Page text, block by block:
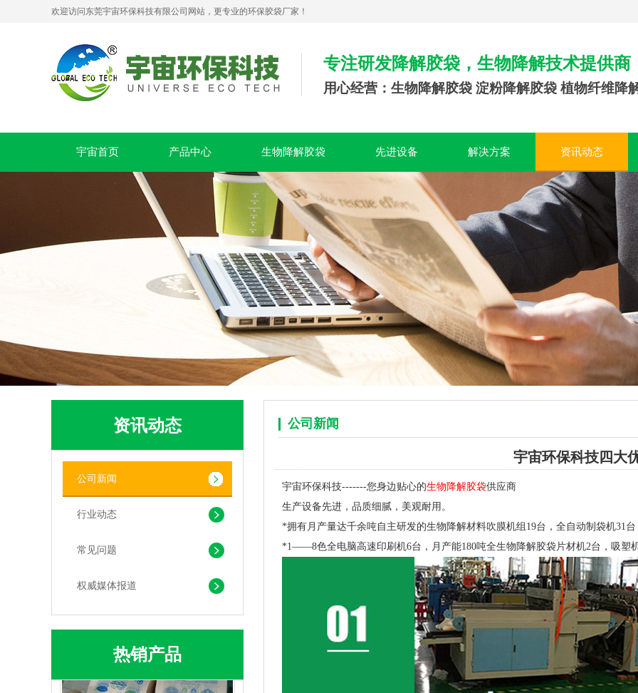
欢迎访问东莞宇宙环保科技有限公司网站，更专业的环保胶袋厂家！
专注研发降解胶袋，生物降解技术提供商
用心经营：生物降解胶袋 淀粉降解胶袋 植物纤维降
宇宙首页 产品中心 生物降解胶袋 先进设备 解决方案 资讯动态
资讯动态
公司新闻
行业动态
常见问题
权威媒体报道
热销产品
pla+pbat全生物降解奶茶打包袋 手提袋外卖包装
公司新闻
宇宙环保科技四大
宇宙环保科技-------您身边贴心的生物降解胶袋供应商
生产设备先进，品质细腻，美观耐用。
*拥有月产量达千余吨自主研发的生物降解材料吹膜机组19台，全自动制袋机31
*1——8色全电脑高速印刷机6台，月产能180吨全生物降解胶袋片材机2台，吸塑